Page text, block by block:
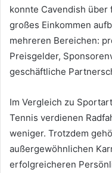
konnte Cavendish
großes Einkommen
mehreren Bereichen:
Preisgelder,
geschäftliche
Im Vergleich zu
Tennis verdienen
weniger. Trotzdem
außergewöhnlichen
erfolgreicheren